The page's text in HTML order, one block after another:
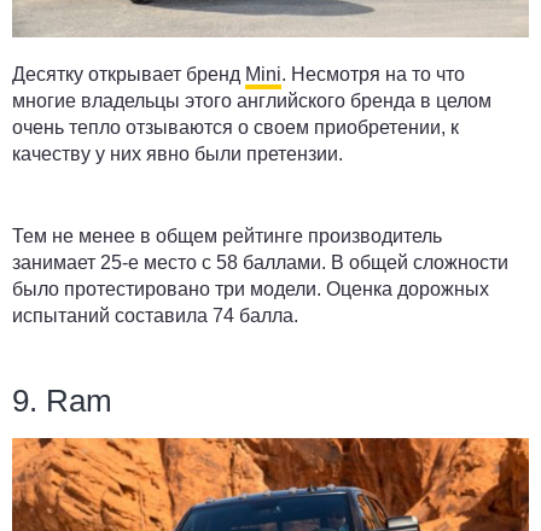
Десятку открывает бренд Mini. Несмотря на то что
многие владельцы этого английского бренда в целом
очень тепло отзываются о своем приобретении, к
качеству у них явно были претензии.
Тем не менее в общем рейтинге производитель
занимает 25-е место с 58 баллами. В общей сложности
было протестировано три модели. Оценка дорожных
испытаний составила 74 балла.
9. Ram